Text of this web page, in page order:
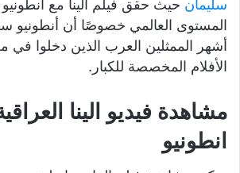
سليمان حيث حقق فيلم الينا مع
المستوى العالمي خصوصًا أن أنطونيو
أشهر الممثلين العرب الذين دخلوا في
الأفلام المخصصة للكبار.
مشاهدة فيديو الينا
انطونيو